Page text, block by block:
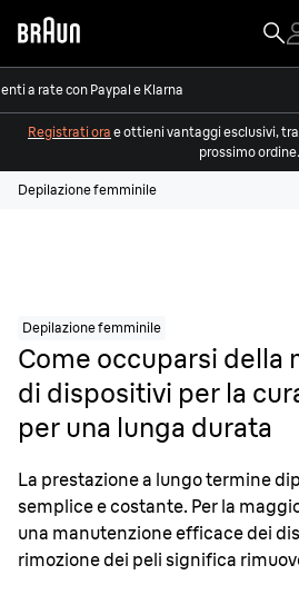
a rate con Paypal e Klarna
Registrati ora e ottieni vantaggi esclusivi,
prossimo ordine.
Depilazione femminile
Depilazione femminile
Come occuparsi della
di dispositivi per la
per una lunga durata
La prestazione a lungo termine
semplice e costante. Per la
una manutenzione efficace dei
rimozione dei peli significa